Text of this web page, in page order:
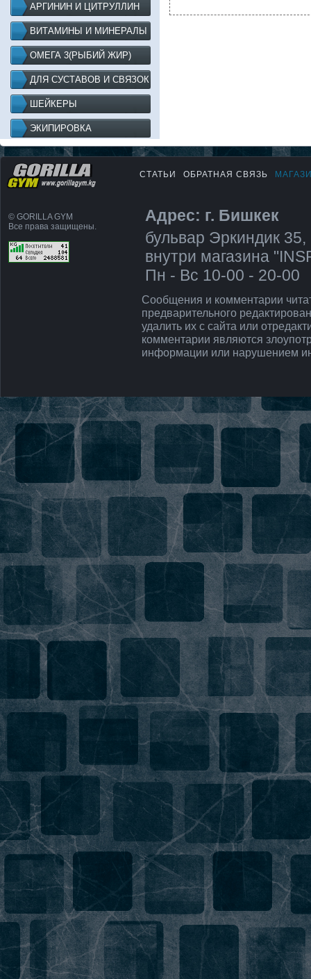
АРГИНИН И ЦИТРУЛЛИН
ВИТАМИНЫ И МИНЕРАЛЫ
ОМЕГА 3(РЫБИЙ ЖИР)
ДЛЯ СУСТАВОВ И СВЯЗОК
ШЕЙКЕРЫ
ЭКИПИРОВКА
СТАТЬИ ОБРАТНАЯ СВЯЗЬ
© GORILLA GYM
Все права защищены.
Адрес: г. Бишкек
бульвар Эркиндик 35,
внутри магазина
Пн - Вс 10-00 - 20-00
Сообщения и комментарии
предварительного
удалить их с сайта или
комментарии являются
информации или нарушением
Напишите нам, мы сети!